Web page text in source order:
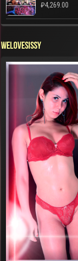
₽4,269.00
WELOVESISSY